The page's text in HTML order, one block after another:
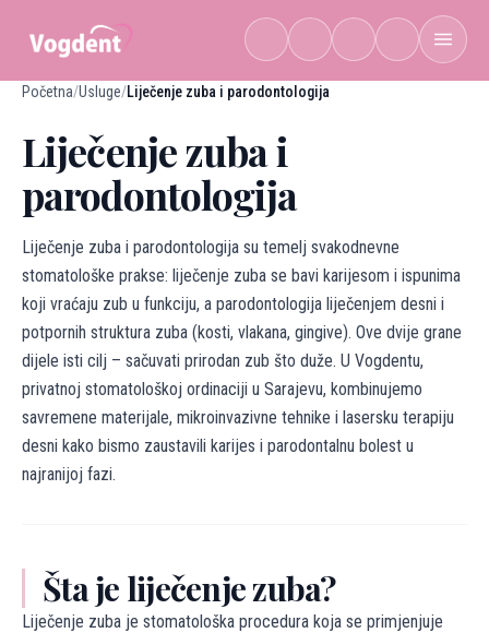
Početna/Usluge/Liječenje zuba i parodontologija
Liječenje zuba i
parodontologija
Liječenje zuba i parodontologija su temelj svakodnevne
stomatološke prakse: liječenje zuba se bavi karijesom i ispunima
koji vraćaju zub u funkciju, a parodontologija liječenjem desni i
potpornih struktura zuba (kosti, vlakana, gingive). Ove dvije grane
dijele isti cilj – sačuvati prirodan zub što duže. U Vogdentu,
privatnoj stomatološkoj ordinaciji u Sarajevu, kombinujemo
savremene materijale, mikroinvazivne tehnike i lasersku terapiju
desni kako bismo zaustavili karijes i parodontalnu bolest u
najranijoj fazi.
Šta je liječenje zuba?
Liječenje zuba je stomatološka procedura koja se primjenjuje